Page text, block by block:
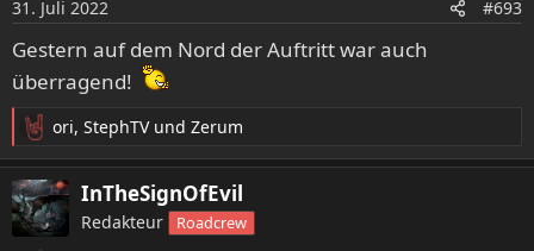
n
e
n
:
31. Juli 2022 #693
Gestern auf dem Nord der Auftritt war auch
überragend!
R
e
a
k
t
ori, StephTVund Zerum
InTheSignOfEvil
Redakteur Roadcrew